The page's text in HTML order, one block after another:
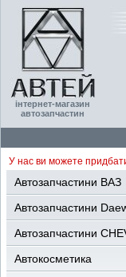
інтернет-магазин
автозапчастин
У нас ви можете
Автозапчастини ВАЗ
Автозапчастини
Автозапчастини
Автокосметика